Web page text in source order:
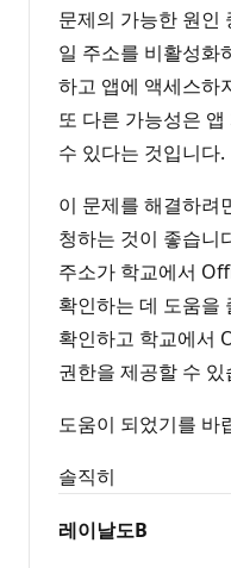
문제의 가능한 원인
일 주소를 비활성화
하고 앱에 액세스하
또 다른 가능성은
수 있다는 것입니다.
이 문제를 해결하려
청하는 것이 좋습니
주소가 학교에서
확인하는 데 도움을
확인하고 학교에서
권한을 제공할 수 있
도움이 되었기를 바
솔직히
레이날도B